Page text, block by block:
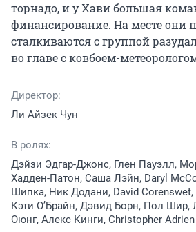
торнадо, и у Хави большая
финансирование. На месте они
сталкиваются с группой
во главе с ковбоем-
Директор:
Ли Айзек Чун
В ролях:
Дэйзи Эдгар-Джонс, Глен Пауэлл,
Хадден-Патон, Саша Лэйн, Daryl
Шипка, Ник Додани, David
Кэти О’Брайн, Дэвид Борн, Пол Шир,
Оюнг, Алекс Кинги, Christopher Adrien